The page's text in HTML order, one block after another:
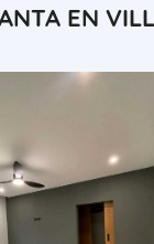
EN